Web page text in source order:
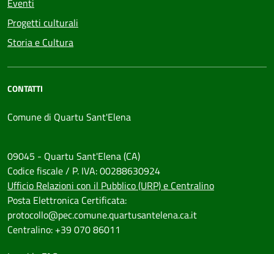
Eventi
Progetti culturali
Storia e Cultura
CONTATTI
Comune di Quartu Sant'Elena
09045 - Quartu Sant'Elena (CA)
Codice fiscale / P. IVA: 00288630924
Ufficio Relazioni con il Pubblico (URP) e Centralino
Posta Elettronica Certificata:
protocollo@pec.comune.quartusantelena.ca.it
Centralino: +39 070 86011